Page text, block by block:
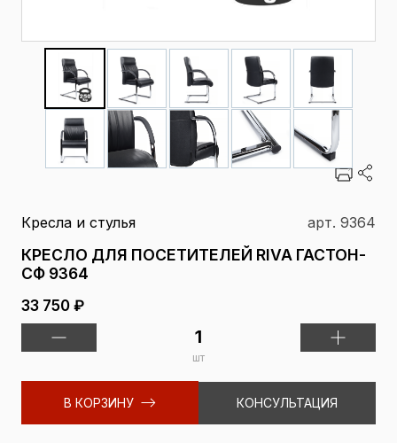
Кресла и стулья арт. 9364
КРЕСЛО ДЛЯ ПОСЕТИТЕЛЕЙ RIVA ГАСТОН-
СФ 9364
33 750 ₽
шт
В КОРЗИНУ КОНСУЛЬТАЦИЯ